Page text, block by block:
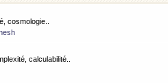
cosmologie..
calculabilité..